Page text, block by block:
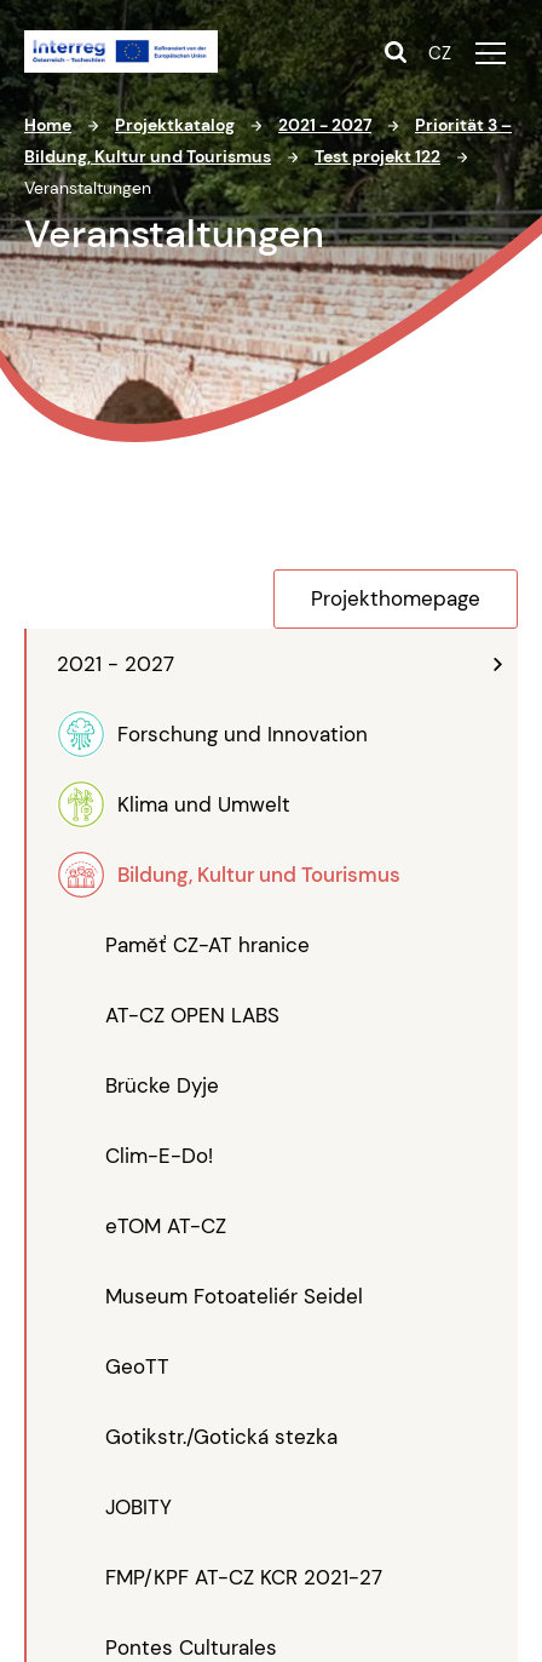
CZ
Home Projektkatalog 2021 - 2027
Priorität 3 –
Bildung, Kultur und Tourismus
Test projekt 122
Veranstaltungen
Veranstaltungen
2021 - 2027
Forschung und Innovation
Klima und Umwelt
Bildung, Kultur und Tourismus
Paměť CZ-AT hranice
AT-CZ OPEN LABS
Brücke Dyje
Clim-E-Do!
eTOM AT-CZ
Museum Fotoateliér Seidel
GeoTT
Gotikstr./Gotická stezka
JOBITY
FMP/KPF AT-CZ KCR 2021-27
Pontes Culturales
Projekthomepage